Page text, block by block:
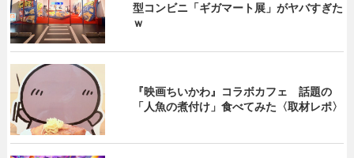
型コンビニ「ギガマート展」がヤバすぎた
ｗ
『映画ちいかわ』コラボカフェ 話題の
「人魚の煮付け」食べてみた〈取材レポ〉